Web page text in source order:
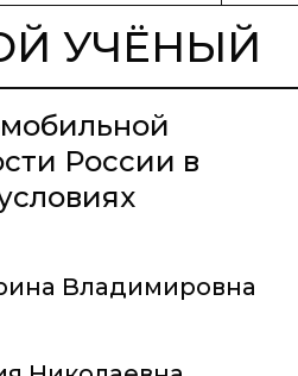
УЧЁНЫЙ
России в
Владимировна